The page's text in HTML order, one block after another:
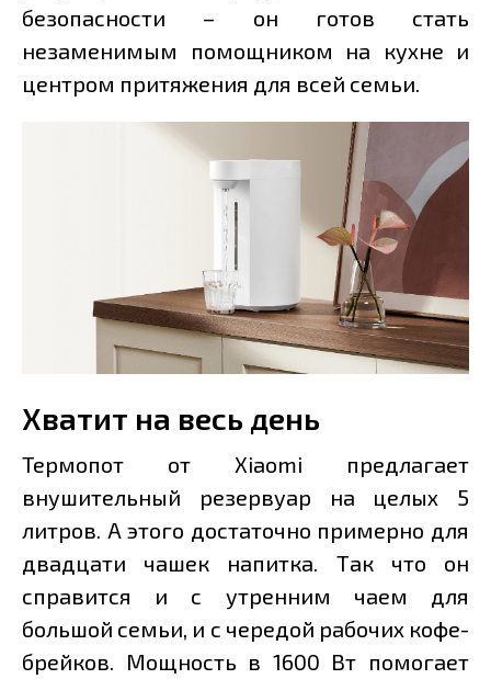
безопасности – он готов стать
незаменимым помощником на кухне и
центром притяжения для всей семьи.
Хватит на весь день
Термопот от Xiaomi предлагает
внушительный резервуар на целых 5
литров. А этого достаточно примерно для
двадцати чашек напитка. Так что он
справится и с утренним чаем для
большой семьи, и с чередой рабочих кофе-
брейков. Мощность в 1600 Вт помогает